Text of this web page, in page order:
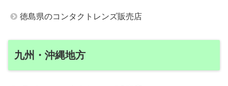
徳島県のコンタクトレンズ販売店
九州・沖縄地方